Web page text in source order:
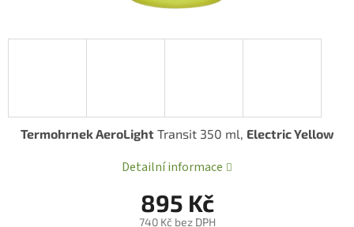
895 Kč
740 Kč bez DPH
Termohrnek AeroLightTransit 350 ml, Electric Yellow
Detailní informace